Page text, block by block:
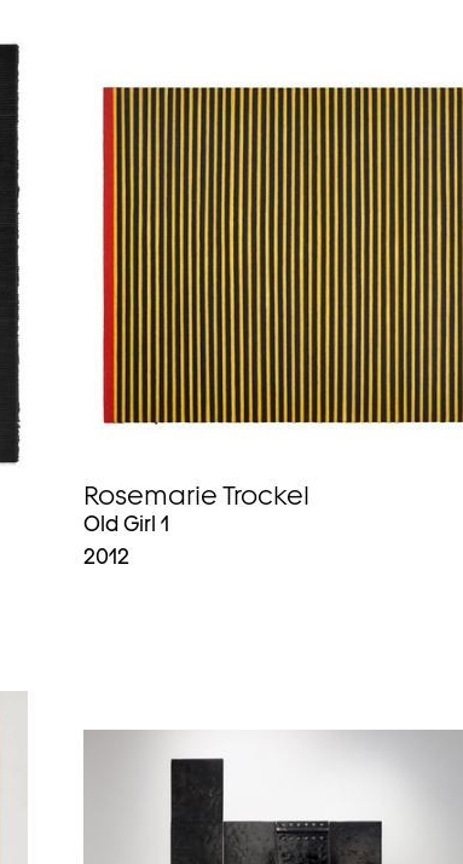
Rosemarie Trockel
Old Girl 1
2012